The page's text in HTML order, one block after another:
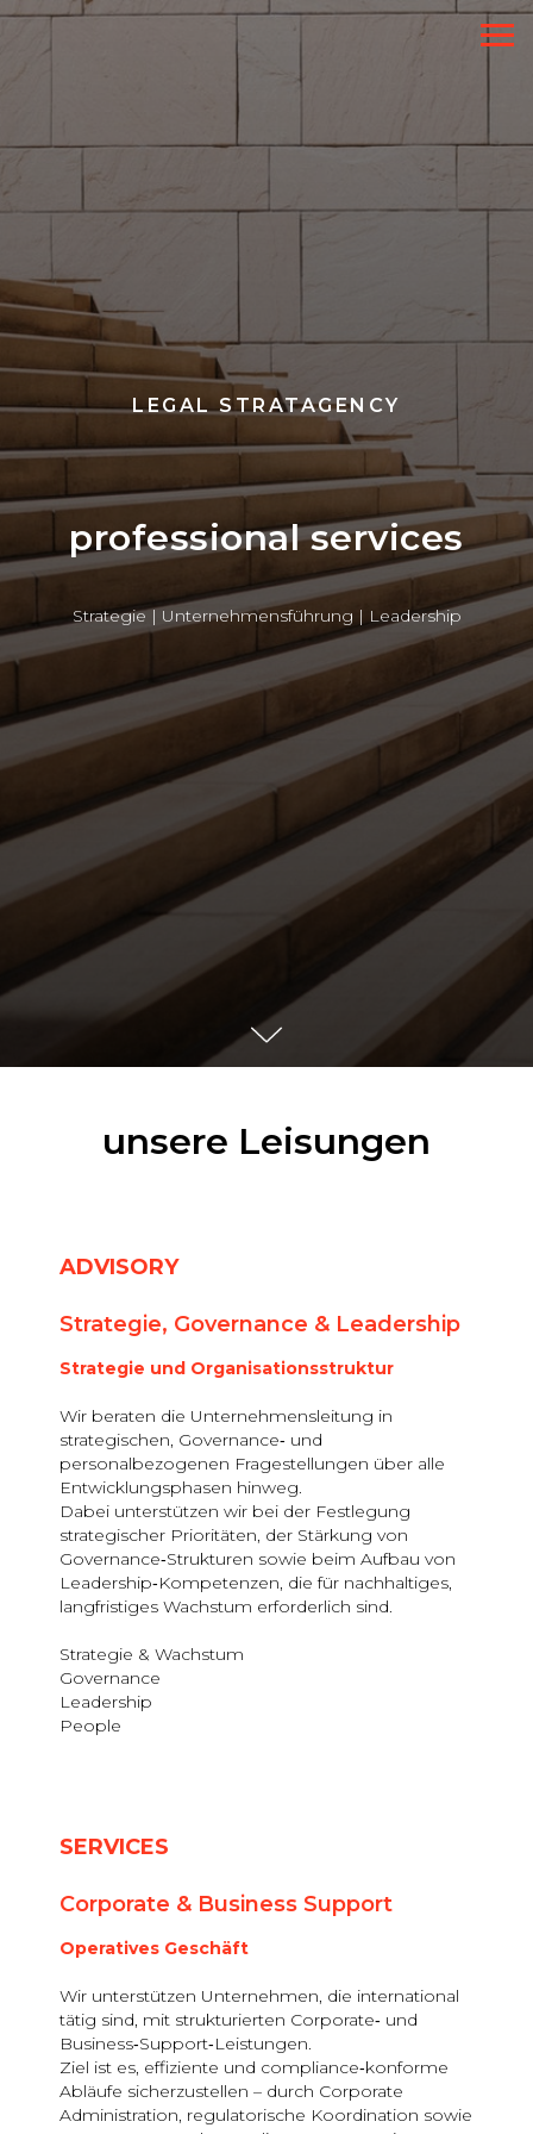
LEGAL STRATAGENCY
professional services
Strategie | Unternehmensführung | Leadership
unsere Leisungen
ADVISORY
Strategie, Governance & Leadership
Strategie und Organisationsstruktur
Wir beraten die Unternehmensleitung in
strategischen, Governance‑ und
personalbezogenen Fragestellungen über alle
Entwicklungsphasen hinweg.
Dabei unterstützen wir bei der Festlegung
strategischer Prioritäten, der Stärkung von
Governance‑Strukturen sowie beim Aufbau von
Leadership‑Kompetenzen, die für nachhaltiges,
langfristiges Wachstum erforderlich sind.
Strategie & Wachstum
Governance
Leadership
People
SERVICES
Corporate & Business Support
Operatives Geschäft
Wir unterstützen Unternehmen, die international
tätig sind, mit strukturierten Corporate‑ und
Business‑Support‑Leistungen.
Ziel ist es, effiziente und compliance‑konforme
Abläufe sicherzustellen – durch Corporate
Administration, regulatorische Koordination sowie